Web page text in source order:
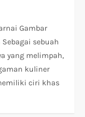
Gambar
sebuah
yang melimpah,
kuliner
ciri khas